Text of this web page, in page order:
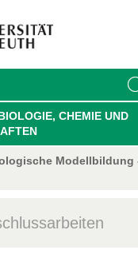
CHEMIE UND
Modellbildung